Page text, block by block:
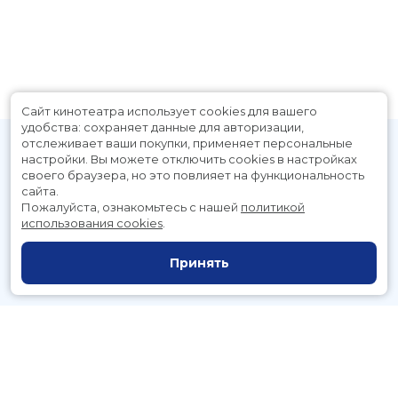
Расписание
Скоро в кино
Служба поддержки
Сайт кинотеатра использует cookies для вашего
удобства: сохраняет данные для авторизации,
отслеживает ваши покупки, применяет персональные
настройки. Вы можете отключить cookies в настройках
своего браузера, но это повлияет на функциональность
сайта.
Пожалуйста, ознакомьтесь с нашей политикой
использования cookies
Принять